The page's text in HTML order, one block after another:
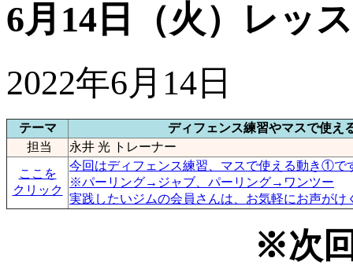
6月14日（火）レッ
2022年6月14日
テーマ
ディフェンス練習やマスで使え
担当
永井 光 トレーナー
ここを
クリック
今回はディフェンス練習、マスで使える動き①で
※パーリング→ジャブ、パーリング→ワンツー
実践したいジムの会員さんは、お気軽にお声がけ
※次